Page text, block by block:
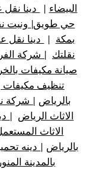
البيضاء | دينا
حي طويق| ونيت
بمكة | دينا
نقلتك | شركة
صيانة مكيفات
تنظيف مكيفات
بالرياض | شركة
الاثاث الرياض |
الاثاث
بالرياض | دينه
بالمدينة